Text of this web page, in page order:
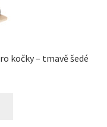
kočky – tmavě šedé